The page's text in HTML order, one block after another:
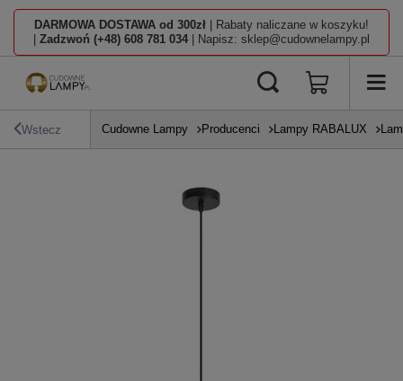
DARMOWA DOSTAWA od 300zł | Rabaty naliczane w koszyku!
Zadzwoń (+48) 608 781 034 | Napisz: sklep@cudownelampy.pl
Wstecz Cudowne Lampy Producenci Lampy RABALUX